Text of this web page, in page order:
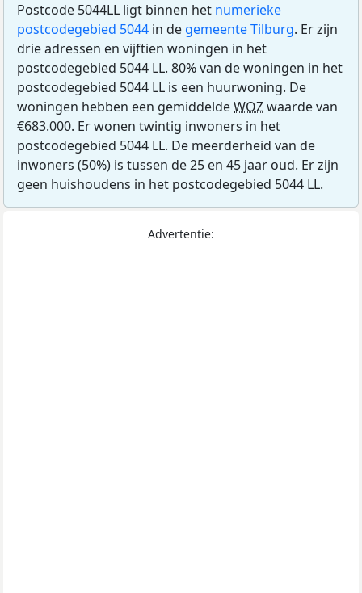
Postcode 5044LL ligt binnen het numerieke
postcodegebied 5044 in de gemeente Tilburg. Er zijn
drie adressen en vijftien woningen in het
postcodegebied 5044 LL. 80% van de woningen in het
postcodegebied 5044 LL is een huurwoning. De
woningen hebben een gemiddeldeWOZwaarde van
€683.000. Er wonen twintig inwoners in het
postcodegebied 5044 LL. De meerderheid van de
inwoners (50%) is tussen de 25 en 45 jaar oud. Er zijn
geen huishoudens in het postcodegebied 5044 LL.
Advertentie: